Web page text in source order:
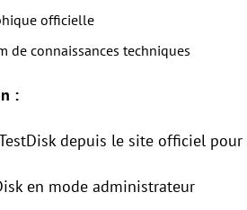
officielle
de connaissances techniques
:
depuis le site officiel
en mode administrateur